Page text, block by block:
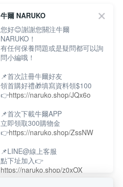
牛爾 NARUKO
您好😊謝謝您關注牛爾
NARUKO！
有任何保養問題或是疑問都可以詢
問小編哦！
📌首次註冊牛爾好友
領首購好禮🎁填寫資料領$100
👉https://naruko.shop/JQx6o
📌首次下載牛爾APP
立即領取300購物金
👉https://naruko.shop/ZssNW
📌LINE@線上客服
點下址加入👉
https://naruko.shop/z0xOX